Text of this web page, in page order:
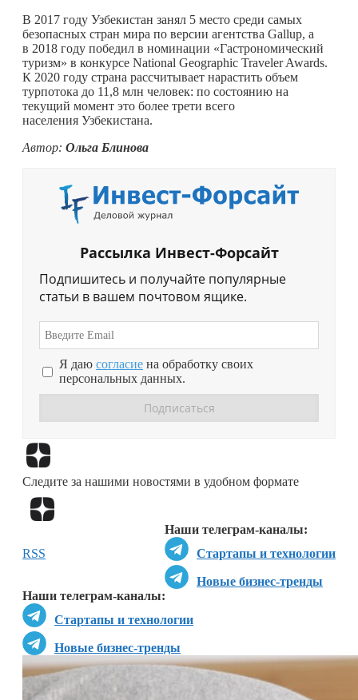
В 2017 году Узбекистан занял 5 место среди самых
безопасных стран мира по версии агентства Gallup, а
в 2018 году победил в номинации «Гастрономический
туризм» в конкурсе National Geographic Traveler Awards.
К 2020 году страна рассчитывает нарастить объем
турпотока до 11,8 млн человек: по состоянию на
текущий момент это более трети всего
населения Узбекистана.
Автор: Ольга Блинова
Рассылка Инвест-Форсайт
Подпишитесь и получайте популярные
статьи в вашем почтовом ящике.
Я даю согласие на обработку своих
персональных данных.
Следите за нашими новостями в удобном формате
Наши телеграм-каналы:
Стартапы и технологии
Новые бизнес-тренды
Наши телеграм-каналы:
Стартапы и технологии
Новые бизнес-тренды
RSS